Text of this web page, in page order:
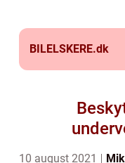
BILELSKERE.dk
10 august 2021